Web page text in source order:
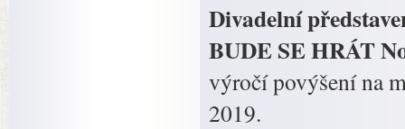
Divadelní
BUDE SE HRÁT
výročí povýšení na
2019.